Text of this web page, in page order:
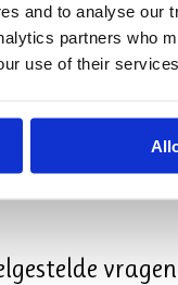
and to analyse our
partners who
use of their
vragen